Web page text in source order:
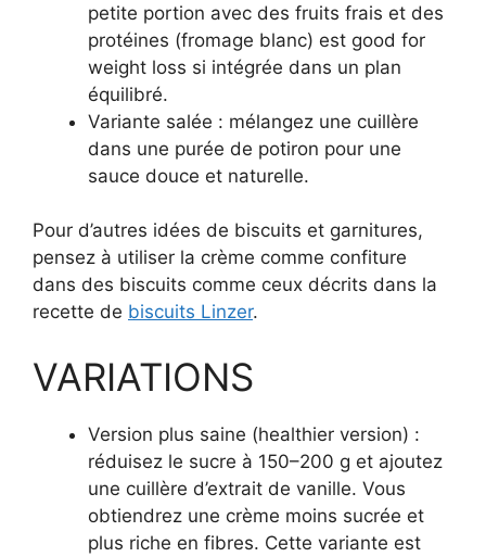
petite portion avec des fruits frais et des
protéines (fromage blanc) est good for
weight loss si intégrée dans un plan
équilibré.
Variante salée : mélangez une cuillère
dans une purée de potiron pour une
sauce douce et naturelle.
Pour d’autres idées de biscuits et garnitures,
pensez à utiliser la crème comme confiture
dans des biscuits comme ceux décrits dans la
recette de biscuits Linzer.
VARIATIONS
Version plus saine (healthier version) :
réduisez le sucre à 150–200 g et ajoutez
une cuillère d’extrait de vanille. Vous
obtiendrez une crème moins sucrée et
plus riche en fibres. Cette variante est